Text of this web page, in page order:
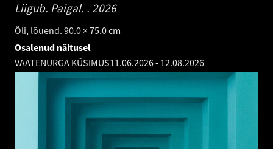
Liigub. Paigal. . 2026
Õli, lõuend. 90.0 × 75.0 cm
Osalenud näitusel
VAATENURGA KÜSIMUS11.06.2026- 12.08.2026